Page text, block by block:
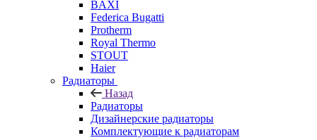
BAXI
Federica Bugatti
Protherm
Royal Thermo
STOUT
Haier
Радиаторы
Назад
Радиаторы
Дизайнерские радиаторы
Комплектующие к радиаторам